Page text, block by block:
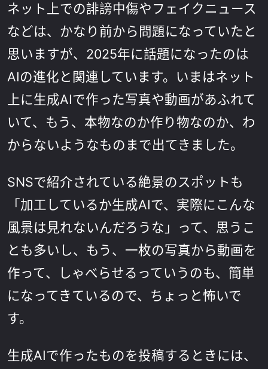
ネット上での誹謗中傷やフェイクニュース
などは、かなり前から問題になっていたと
思いますが、2025年に話題になったのは
AIの進化と関連しています。いまはネット
上に生成AIで作った写真や動画があふれて
いて、もう、本物なのか作り物なのか、わ
からないようなものまで出てきました。
SNSで紹介されている絶景のスポットも
「加工しているか生成AIで、実際にこんな
風景は見れないんだろうな」って、思うこ
とも多いし、もう、一枚の写真から動画を
作って、しゃべらせるっていうのも、簡単
になってきているので、ちょっと怖いで
す。
生成AIで作ったものを投稿するときには、